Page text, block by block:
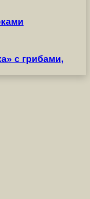
с грибами,